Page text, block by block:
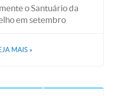
o Santuário da
em setembro
MAIS »